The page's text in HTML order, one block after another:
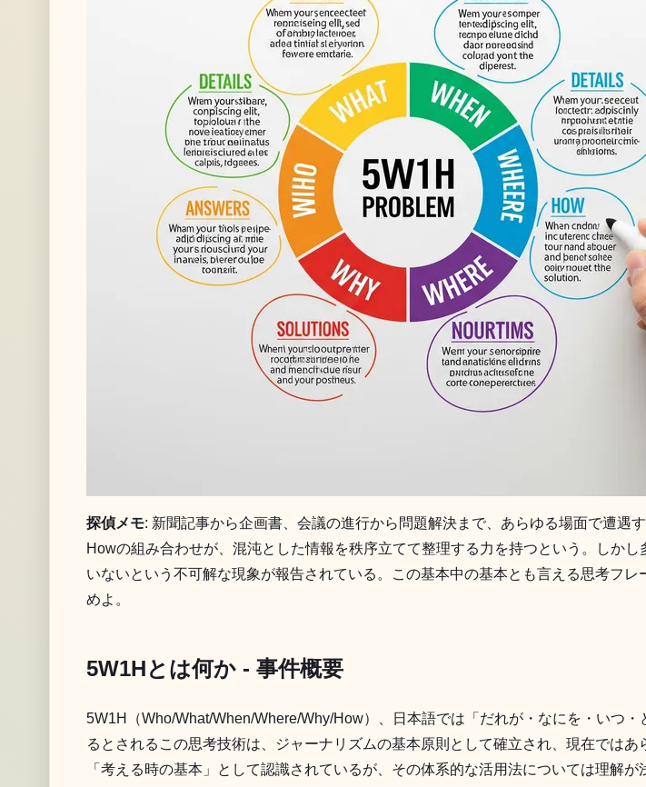
探偵メモ: 新聞記事から企画書、会議の進行から問題解決まで、あらゆる場面で遭遇
Howの組み合わせが、混沌とした情報を秩序立てて整理する力を持つという。しか
いないという不可解な現象が報告されている。この基本中の基本とも言える思考フ
めよ。
5W1Hとは何か - 事件概要
5W1H（Who/What/When/Where/Why/How）、日本語では「だれが・なにを・いつ
るとされるこの思考技術は、ジャーナリズムの基本原則として確立され、現在では
「考える時の基本」として認識されているが、その体系的な活用法については理解が